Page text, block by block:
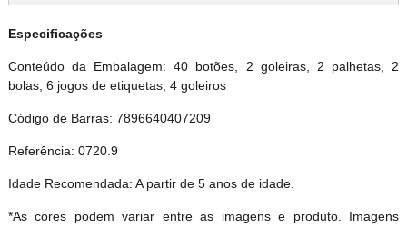
Especificações
Conteúdo da Embalagem: 40 botões, 2 goleiras, 2 palhetas, 2
bolas, 6 jogos de etiquetas, 4 goleiros
Código de Barras: 7896640407209
Referência: 0720.9
Idade Recomendada: A partir de 5 anos de idade.
*As cores podem variar entre as imagens e produto. Imagens